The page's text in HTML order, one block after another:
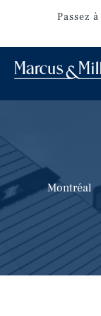
Passez à
Montréal